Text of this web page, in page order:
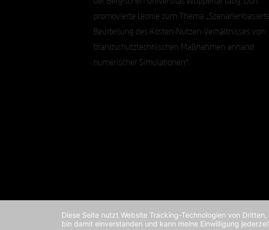
promovierte Leonie zum Thema
Beurteilung des Kosten-Nutzen-Verhältnisses von
brandschutztechnischen Maßnahmen anhand
numerischer Simulationen“.
Diese Seite nutzt Website Tracking-Technologien von
bin damit einverstanden und kann meine Einwilligung